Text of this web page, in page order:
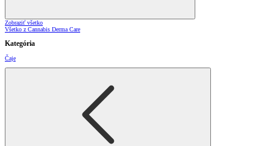
Zobraziť všetko
Všetko z Cannabis Derma Care
Kategória
Čaje